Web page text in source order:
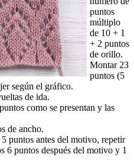
puntos
múltiplo
de 10 + 1
+ 2 puntos
de orillo.
Montar 23
puntos (5
según el gráfico.
de ida.
como se presentan y las
de ancho.
puntos antes del motivo, repetir
6 puntos después del motivo y 1